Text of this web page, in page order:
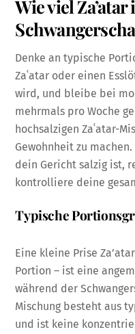
Wie viel
Denke an typische
Zaʿatar oder einen
wird, und bleibe bei
mehrmals pro Woche
hochsalzigen Zaʿatar-
Gewohnheit zu
dein Gericht salzig ist,
kontrolliere deine
Typische
Eine kleine Prise
Portion – ist eine
während der
Mischung besteht aus
und ist keine